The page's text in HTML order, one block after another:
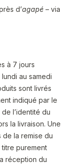
d’agapé – via
à 7 jours
au samedi
sont livrés
indiqué par le
l’identité du
la livraison. Une
la remise du
purement
réception du